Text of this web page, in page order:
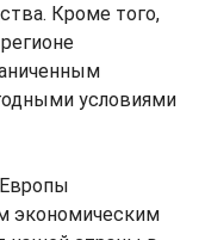
Кроме того,
условиями
экономическим